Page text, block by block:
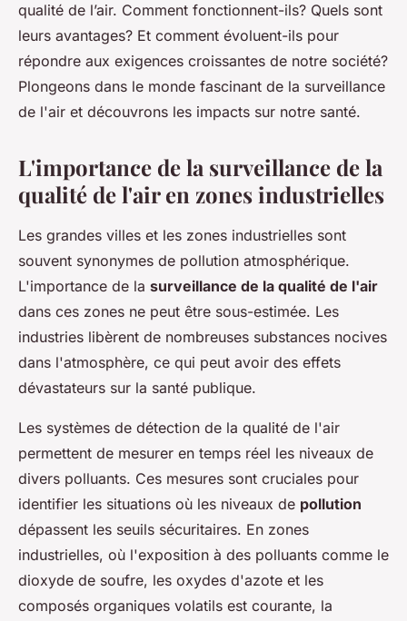
qualité de l’air. Comment fonctionnent-ils? Quels sont
leurs avantages? Et comment évoluent-ils pour
répondre aux exigences croissantes de notre société?
Plongeons dans le monde fascinant de la surveillance
de l'air et découvrons les impacts sur notre santé.
L'importance de la surveillance de la
qualité de l'air en zones industrielles
Les grandes villes et les zones industrielles sont
souvent synonymes de pollution atmosphérique.
L'importance de la surveillance de la qualité de l'air
dans ces zones ne peut être sous-estimée. Les
industries libèrent de nombreuses substances nocives
dans l'atmosphère, ce qui peut avoir des effets
dévastateurs sur la santé publique.
Les systèmes de détection de la qualité de l'air
permettent de mesurer en temps réel les niveaux de
divers polluants. Ces mesures sont cruciales pour
identifier les situations où les niveaux de pollution
dépassent les seuils sécuritaires. En zones
industrielles, où l'exposition à des polluants comme le
dioxyde de soufre, les oxydes d'azote et les
composés organiques volatils est courante, la